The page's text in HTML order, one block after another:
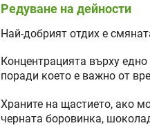
Редуване на дейности
Най-добрият отдих е
Концентрацията върху
поради което е важно от
Храните на щастието, ако
черната боровинка,